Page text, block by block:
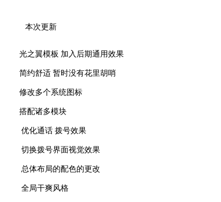
本次更新
光之翼模板 加入后期通用效果
简约舒适 暂时没有花里胡哨
修改多个系统图标
搭配诸多模块
优化通话 拨号效果
切换拨号界面视觉效果
总体布局的配色的更改
全局干爽风格